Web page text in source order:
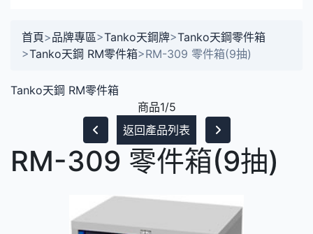
首頁>品牌專區>Tanko天鋼牌>Tanko天鋼零件箱
>Tanko天鋼 RM零件箱>RM-309 零件箱(9抽)
Tanko天鋼 RM零件箱
商品1/5
返回產品列表
RM-309 零件箱(9抽)